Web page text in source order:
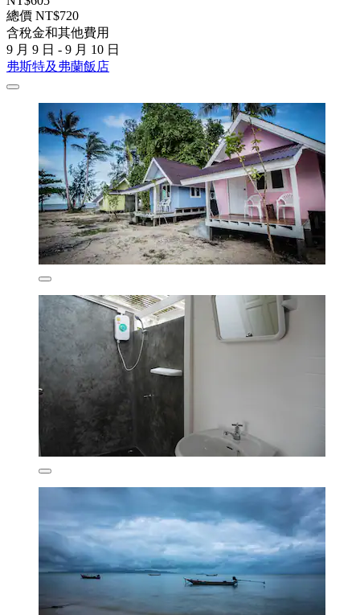
總價 NT$720
含稅金和其他費用
9 月 9 日 - 9 月 10 日
弗斯特及弗蘭飯店